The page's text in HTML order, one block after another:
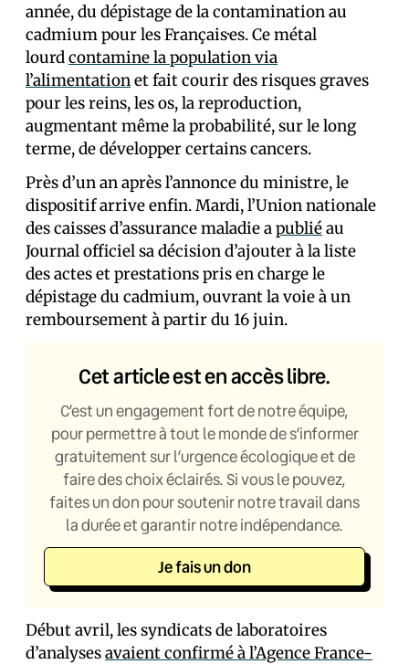
année, du dépistage de la contamination au
cadmium pour les Français·es. Ce métal
lourdcontamine la population via
l’alimentationet fait courir des risques graves
pour les reins, les os, la reproduction,
augmentant même la probabilité, sur le long
terme, de développer certains cancers.
Près d’un an après l’annonce du ministre, le
dispositif arrive enfin. Mardi, l’Union nationale
des caisses d’assurance maladie apubliéau
Journal officiel sa décision d’ajouter à la liste
des actes et prestations pris en charge le
dépistage du cadmium, ouvrant la voie à un
remboursement à partir du 16 juin.
Cet article est en accès libre.
C’est un engagement fort de notre équipe,
pour permettre à tout le monde de s’informer
gratuitement sur l’urgence écologique et de
faire des choix éclairés. Si vous le pouvez,
faites un don pour soutenir notre travail dans
la durée et garantir notre indépendance.
Je fais un don
Début avril, les syndicats de laboratoires
d’analysesavaient confirmé à l’Agence France-